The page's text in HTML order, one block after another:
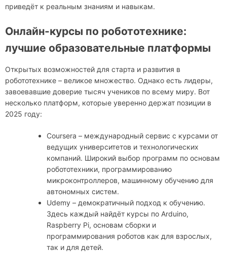
приведёт к реальным знаниям и навыкам.
Онлайн-курсы по робототехнике:
лучшие образовательные платформы
Открытых возможностей для старта и развития в
робототехнике – великое множество. Однако есть лидеры,
завоевавшие доверие тысяч учеников по всему миру. Вот
несколько платформ, которые уверенно держат позиции в
2025 году:
Coursera – международный сервис с курсами от
ведущих университетов и технологических
компаний. Широкий выбор программ по основам
робототехники, программированию
микроконтроллеров, машинному обучению для
автономных систем.
Udemy – демократичный подход к обучению.
Здесь каждый найдёт курсы по Arduino,
Raspberry Pi, основам сборки и
программирования роботов как для взрослых,
так и для детей.